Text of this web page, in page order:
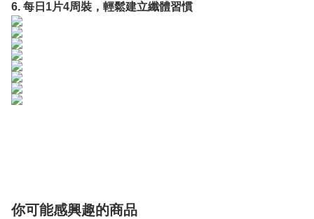
6.⁠ ⁠每日1片4周裝，輕鬆建立纖體習慣
你可能感興趣的商品